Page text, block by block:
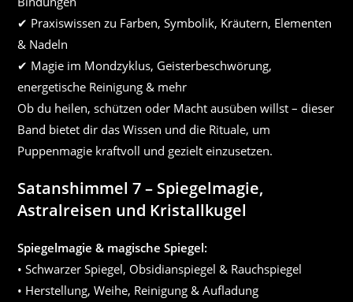
✔ Praxiswissen zu Farben, Symbolik, Kräutern, Elementen
& Nadeln
✔ Magie im Mondzyklus, Geisterbeschwörung,
energetische Reinigung & mehr
Ob du heilen, schützen oder Macht ausüben willst – dieser
Band bietet dir das Wissen und die Rituale, um
Puppenmagie kraftvoll und gezielt einzusetzen.
Satanshimmel 7 – Spiegelmagie,
Astralreisen und Kristallkugel
Spiegelmagie & magische Spiegel:
• Schwarzer Spiegel, Obsidianspiegel & Rauchspiegel
• Herstellung, Weihe, Reinigung & Aufladung